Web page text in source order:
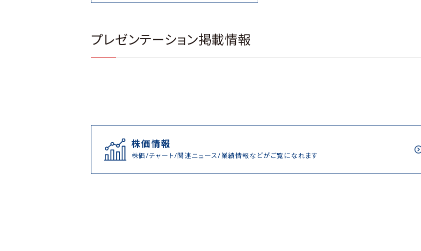
プレゼンテーション掲載情報
株価情報
株価/チャート/関連ニュース/業績情報などがご覧になれます